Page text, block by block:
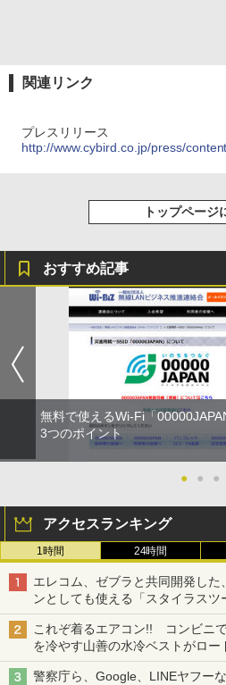
関連リンク
プレスリリース
http://www.cybird.co.jp/press/
トップページ
おすすめ記事
無料で使えるWi-Fi「
3つのポイント
● ● ●
アクセスランキング
1時間 24時間
エレコム、ゼブラと共同開発し
ンとしても使える「スタイラス
も、持ち替えずに書き込める
これぞ着るエアコン!! コンビニ
を冷やす山善の水冷ベストがロー
ち・ざ・ろーど！その14】【空
警察庁ら、Google、LINEヤフー